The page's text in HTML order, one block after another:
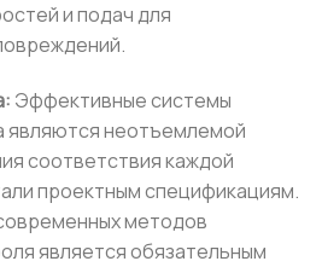
и подач для
Эффективные системы
являются неотъемлемой
соответствия каждой
проектным спецификациям.
методов
является обязательным